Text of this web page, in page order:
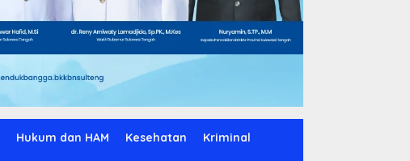
Hukum dan HAM Kesehatan Kriminal